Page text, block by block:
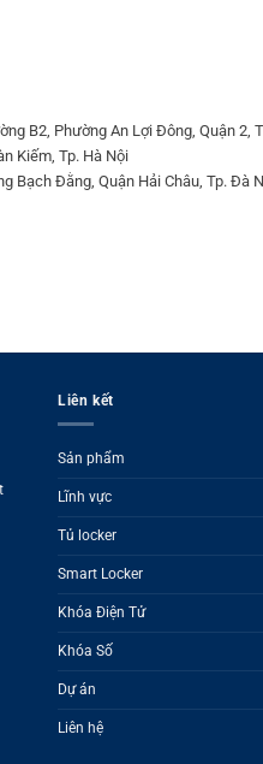
B2, Phường An Lợi Đông, Quận 2,
Kiếm, Tp. Hà Nội
Bạch Đằng, Quận Hải Châu, Tp. Đà
Liên kết
Sản phẩm
Lĩnh vực
Tủ locker
Smart Locker
Khóa Điện Tử
Khóa Số
Dự án
Liên hệ